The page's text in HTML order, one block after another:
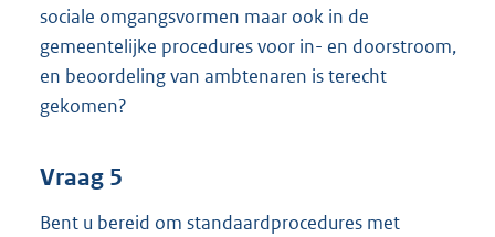
sociale omgangsvormen maar ook in de
gemeentelijke procedures voor in- en doorstroom,
en beoordeling van ambtenaren is terecht
gekomen?
Vraag 5
Bent u bereid om standaardprocedures met